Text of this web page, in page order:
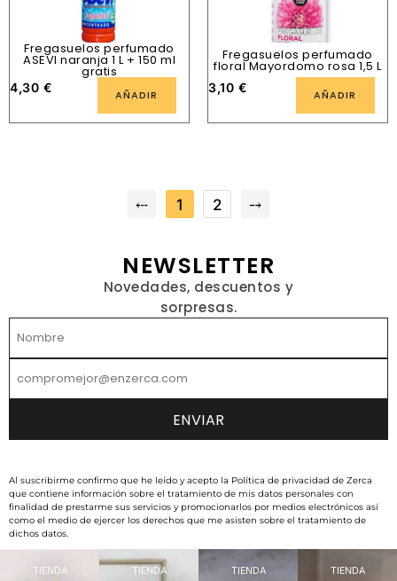
Fregasuelos perfumado
ASEVI naranja 1 L + 150 ml
gratis
4,30 € AÑADIR
Fregasuelos perfumado
floral Mayordomo rosa 1,5 L
3,10 € AÑADIR
⤎ 1 2 ⤍
NEWSLETTER
Novedades, descuentos y
sorpresas.
Al suscribirme confirmo que he leído y acepto la Política de privacidad de Zerca
que contiene información sobre el tratamiento de mis datos personales con
finalidad de prestarme sus servicios y promocionarlos por medios electrónicos así
como el medio de ejercer los derechos que me asisten sobre el tratamiento de
dichos datos.
TIENDA TIENDA TIENDA TIENDA